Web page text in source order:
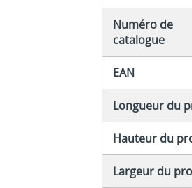
Numéro de
catalogue
EAN
Longueur du
Hauteur du
Largeur du